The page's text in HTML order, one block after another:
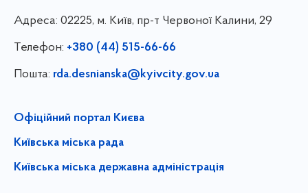
Адреса: 02225, м. Київ, пр-т Червоної Калини, 29
Телефон: +380 (44) 515-66-66
Пошта: rda.desnianska@kyivcity.gov.ua
Офіційний портал Києва
Київська міська рада
Київська міська державна адміністрація